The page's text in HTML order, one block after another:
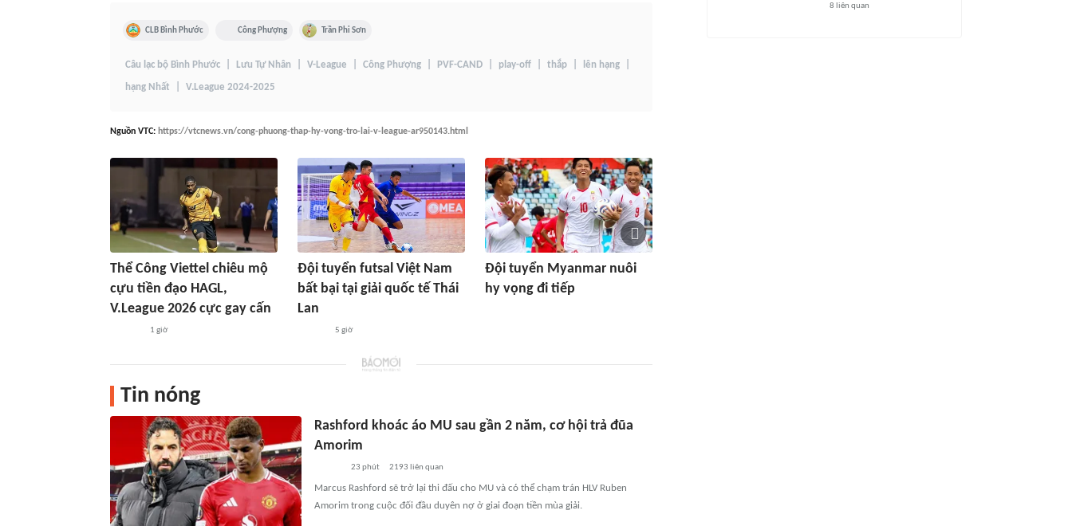
CLB Bình Phước Công Phượng Trần Phi Sơn
Câu lạc bộ Bình Phước Lưu Tự Nhân V-League Công Phượng PVF-CAND play-off thắp lên hạng
hạng Nhất V.League 2024-2025
Nguồn VTC: https://vtcnews.vn/cong-phuong-thap-hy-vong-tro-lai-v-league-ar950143.html
Thể Công Viettel chiêu mộ
cựu tiền đạo HAGL,
V.League 2026 cực gay cấn
1 giờ
Đội tuyển futsal Việt Nam
bất bại tại giải quốc tế Thái
Lan
5 giờ
Đội tuyển Myanmar nuôi
hy vọng đi tiếp
Tin nóng
Rashford khoác áo MU sau gần 2 năm, cơ hội trả đũa
Amorim
23 phút 2193 liên quan
Marcus Rashford sẽ trở lại thi đấu cho MU và có thể chạm trán HLV Ruben
Amorim trong cuộc đối đầu duyên nợ ở giai đoạn tiền mùa giải.
8 liên quan